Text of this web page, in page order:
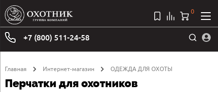
+7 (800) 511-24-58
0
Главная Интернет-магазин ОДЕЖДА ДЛЯ ОХОТЫ
Перчатки для охотников